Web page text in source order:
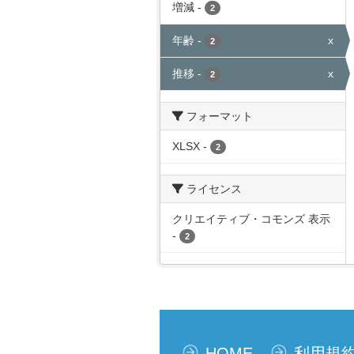
増減 - 2
年齢 - 2 x
推移 - 2 x
フォーマット
XLSX - 2
ライセンス
クリエイティブ・コモンズ 表示
-
2